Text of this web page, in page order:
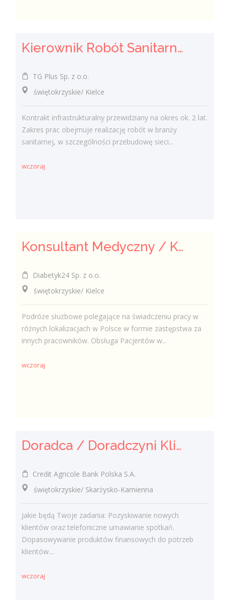
Kierownik Robót Sanitarnych
TG Plus Sp. z o.o.
świętokrzyskie/ Kielce
Kontrakt infrastrukturalny przewidziany na okres ok. 2 lat.
Zakres prac obejmuje realizację robót w branży
sanitarnej, w szczególności przebudowę sieci...
wczoraj
Konsultant Medyczny / Konsultantka Medyczna w sklepie medycznym (Fizjoterapeuta, Technik farmaceutyczny, Technik ortopeda)
Diabetyk24 Sp. z o.o.
świętokrzyskie/ Kielce
Podróże służbowe polegające na świadczeniu pracy w
różnych lokalizacjach w Polsce w formie zastępstwa za
innych pracowników. Obsługa Pacjentów w...
wczoraj
Doradca / Doradczyni Klienta
Credit Agricole Bank Polska S.A.
świętokrzyskie/ Skarżysko-Kamienna
Jakie będą Twoje zadania: Pozyskiwanie nowych
klientów oraz telefoniczne umawianie spotkań.
Dopasowywanie produktów finansowych do potrzeb
klientów....
wczoraj